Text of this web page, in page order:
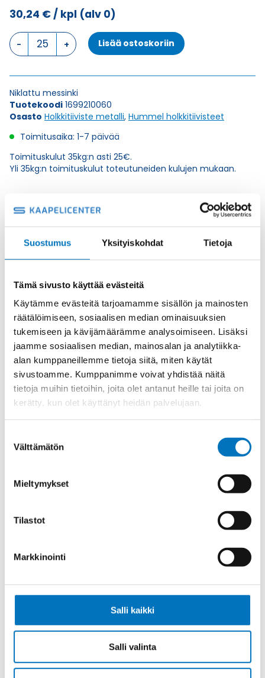
Suostumus Yksityiskohdat Tietoja
Tämä sivusto käyttää evästeitä
Käytämme evästeitä tarjoamamme sisällön ja mainosten
räätälöimiseen, sosiaalisen median ominaisuuksien
tukemiseen ja kävijämäärämme analysoimiseen. Lisäksi
jaamme sosiaalisen median, mainosalan ja analytiikka-
alan kumppaneillemme tietoja siitä, miten käytät
sivustoamme. Kumppanimme voivat yhdistää näitä
tietoja muihin tietoihin, joita olet antanut heille tai joita on
kerätty, kun olet käyttänyt heidän palvelujaan.
valinta
Välttämätön
Mieltymykset
Tilastot
Markkinointi
Salli kaikki
Salli valinta
30,24 €/ kpl (alv 0)
HSK-
M-
PG
HOLKKITIIVISTE
määrä
Lisää ostoskoriin
Niklattu messinki
Tuotekoodi 1699210060
Osasto Holkkitiiviste metalli, Hummel holkkitiivisteet
Toimitusaika: 1-7 päivää
Toimituskulut 35kg:n asti 25€.
Yli 35kg:n toimituskulut toteutuneiden kulujen mukaan.
Valmistaja
Hummel Ag
Kierteen Pituus Gl
Tuotenimi/Malli
HSK-M-PVDF
Etim 7
Materiaali
Niklattu messinki
Kierre
PG.-long
Ulkokierre Ag
PG 21
Normen
Min [C]
Max [C]
Käyttölämpötila
'-35°C to +150°C
FKM
IP 68 – 10 bar;IP 69 K
Avaimenkuva 1 [Mm]
30
UL;CSA;DNV-GL;NEMA;cUL
Halkasija Min.[Mm]
13
Halkaisija Max. [Mm]
Kiristysmomentti [Nm]
10
Vedonpoisto-osa
PVDF